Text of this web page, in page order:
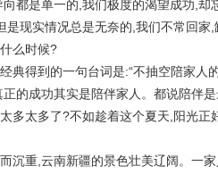
都是单一的,我们极度的渴望成功,
是现实情况总是无奈的,我们不常回
么时候?
得到的一句台词是:“不抽空陪家人的
的成功其实是陪伴家人。都说陪伴
多太多了?不如趁着这个夏天,阳光
重,云南新疆的景色壮美辽阔。一家